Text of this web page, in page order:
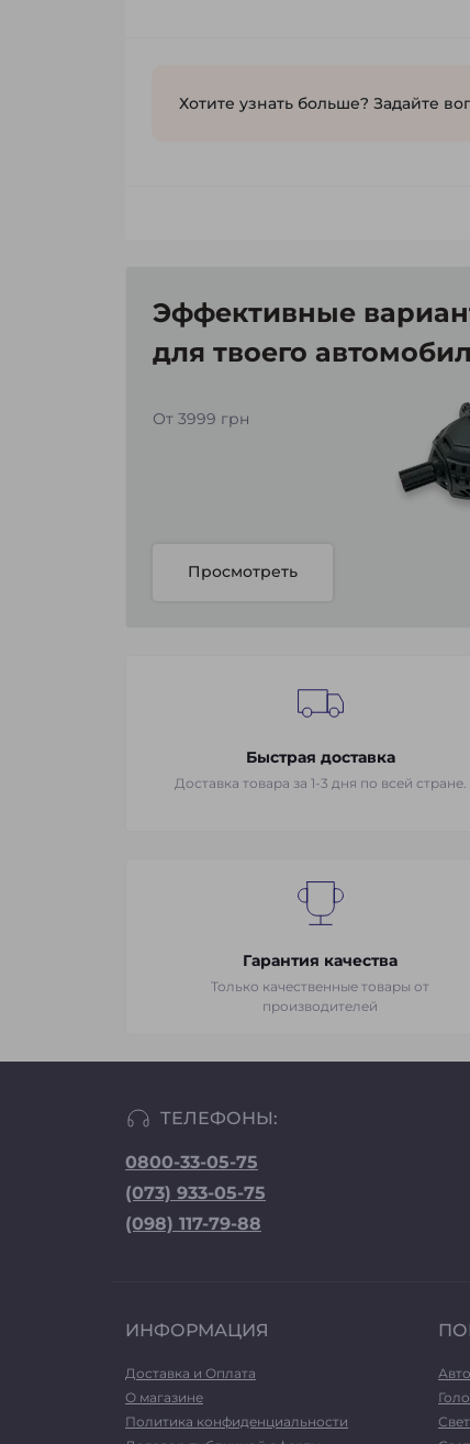
Хотите узнать больше? Задайте
Эффективные
для твоего
От 3999 грн
Просмотреть
Быстрая доставка
Доставка товара за 1-3 дня по всей стране.
Гарантия качества
Только качественные товары от
производителей
ТЕЛЕФОНЫ:
0800-33-05-75
(073) 933-05-75
(098) 117-79-88
ИНФОРМАЦИЯ
Доставка и Оплата
О магазине
Политика конфиденциальности